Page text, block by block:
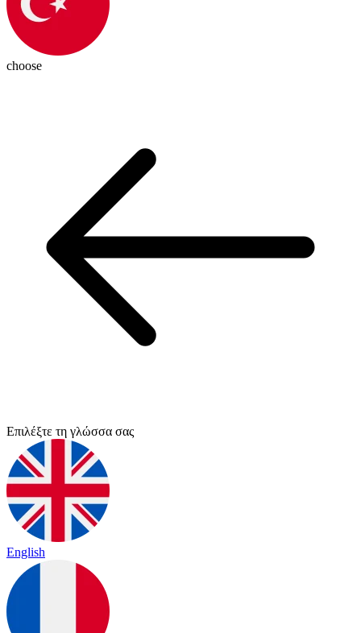
choose
Επιλέξτε τη γλώσσα σας
English